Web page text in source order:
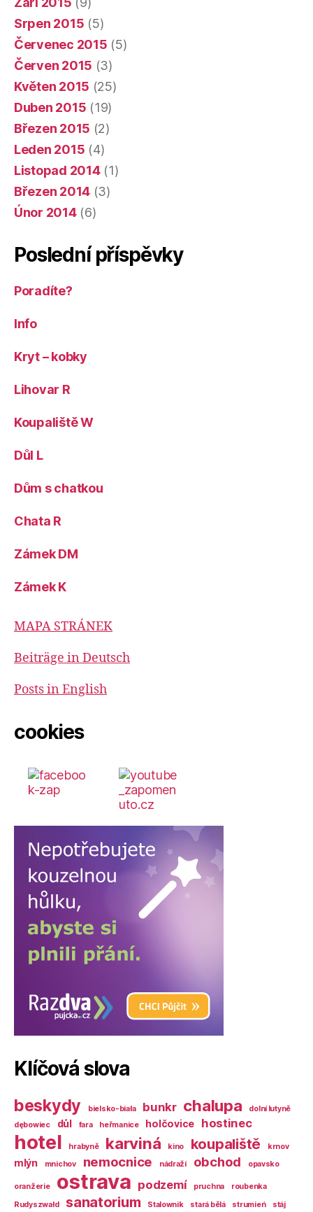
Srpen 2015 (5)
Červenec 2015 (5)
Červen 2015 (3)
Květen 2015 (25)
Duben 2015 (19)
Březen 2015 (2)
Leden 2015 (4)
Listopad 2014(1)
Březen 2014 (3)
Únor 2014(6)
Poslední příspěvky
Poradíte?
Info
Kryt – kobky
Lihovar R
Koupaliště W
Důl L
Dům s chatkou
Chata R
Zámek DM
Zámek K
MAPA STRÁNEK
Beiträge in Deutsch
Posts in English
cookies
Klíčová slova
beskydy bielsko-biała bunkr chalupa
dolní lutyně
dębowiec
důl fara heřmanice holčovice hostinec
hotel hrabyně karviná kino koupaliště krnov
mlýn mnichov nemocnice nádraží obchod opavsko
oranžerie ostrava podzemí pruchna
roubenka
Rudyszwałd
sanatorium Stalownik stará bělá strumień stáj